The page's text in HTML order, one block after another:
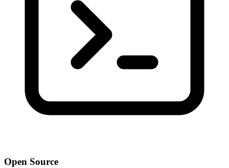
Open Source